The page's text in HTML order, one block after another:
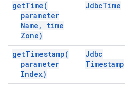
getTime(
parameter
Name ,
time
Zone)
JdbcTime
getTimestamp(
parameter
Index)
Jdbc
Timestamp